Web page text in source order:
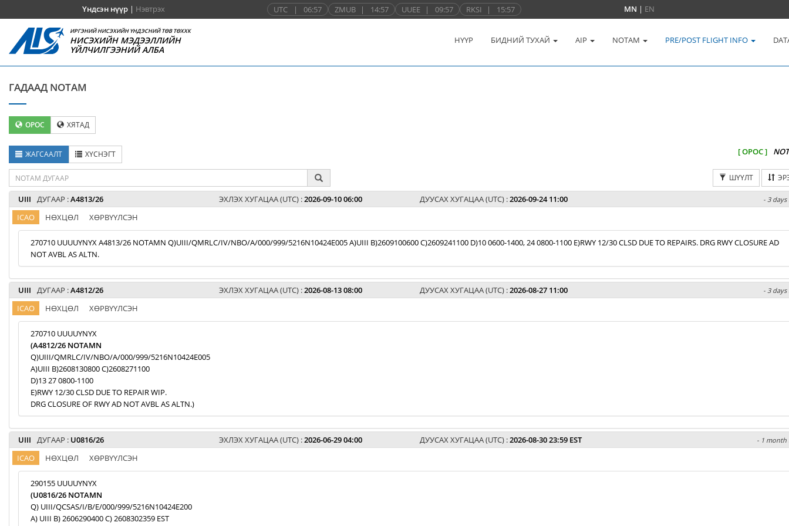
Үндсэн нүүр| Нэвтрэх UTC | 06:57 ZMUB | 14:57 UUEE | 09:57 RKSI | 15:57 MN | EN
ИРГЭНИЙ НИСЭХИЙН ҮНДЭСНИЙ ТӨВ ТӨХХК
НИСЭХИЙН МЭДЭЭЛЛИЙН
ҮЙЛЧИЛГЭЭНИЙ АЛБА
НҮҮР БИДНИЙ ТУХАЙ AIP NOTAM PRE/POST FLIGHT INFO
ГАДААД NOTAM
ОРОС ХЯТАД
ЖАГСААЛТ ХҮСНЭГТ [ ОРОС ]
ШҮҮЛТ
UIII ДУГААР :A4813/26 ЭХЛЭХ ХУГАЦАА (UTC) :2026-09-10 06:00 ДУУСАХ ХУГАЦАА (UTC) :2026-09-24 11:00 - 3 days
ICAO НӨХЦӨЛ ХӨРВҮҮЛСЭН
270710 UUUUYNYX A4813/26 NOTAMN Q)UIII/QMRLC/IV/NBO/A/000/999/5216N10424E005 A)UIII B)2609100600 C)2609241100 D)10 0600-1400, 24 0800-1100 E)RWY 12/30 CLSD DUE TO REPAIRS. DRG RWY CLOSURE AD
NOT AVBL AS ALTN.
UIII ДУГААР :A4812/26 ЭХЛЭХ ХУГАЦАА (UTC) :2026-08-13 08:00 ДУУСАХ ХУГАЦАА (UTC) :2026-08-27 11:00 - 3 days
ICAO НӨХЦӨЛ ХӨРВҮҮЛСЭН
270710 UUUUYNYX
(A4812/26 NOTAMN
Q)UIII/QMRLC/IV/NBO/A/000/999/5216N10424E005
A)UIII B)2608130800 C)2608271100
D)13 27 0800-1100
E)RWY 12/30 CLSD DUE TO REPAIR WIP.
DRG CLOSURE OF RWY AD NOT AVBL AS ALTN.)
UIII ДУГААР : U0816/26 ЭХЛЭХ ХУГАЦАА (UTC) :2026-06-29 04:00 ДУУСАХ ХУГАЦАА (UTC) :2026-08-30 23:59 EST - 1 month
ICAO НӨХЦӨЛ ХӨРВҮҮЛСЭН
290155 UUUUYNYX
(U0816/26 NOTAMN
Q) UIII/QCSAS/I/B/E/000/999/5216N10424E200
A) UIII B) 2606290400 C) 2608302359 EST